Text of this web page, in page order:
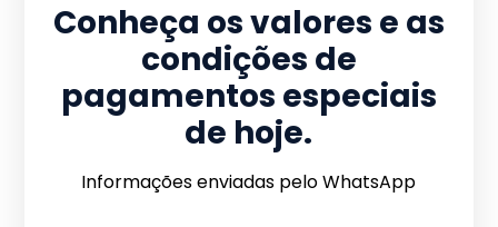
Conheça os valores e as
condições de
pagamentos especiais
de hoje.
Informações enviadas pelo WhatsApp